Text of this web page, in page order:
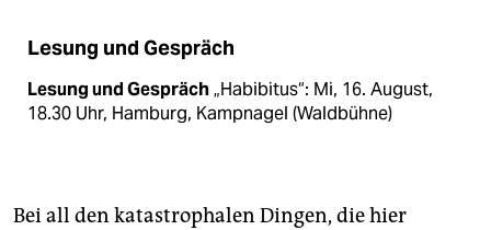
Lesung und Gespräch
Lesung und Gespräch„Habibitus“: Mi, 16. August,
18.30 Uhr, Hamburg, Kampnagel (Waldbühne)
Bei all den katastrophalen Dingen, die hier